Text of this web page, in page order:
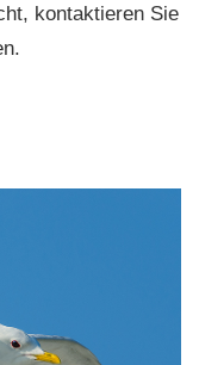
kontaktieren Sie